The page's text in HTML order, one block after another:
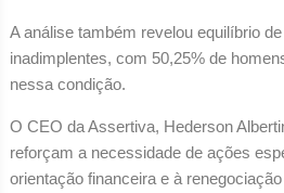
A análise também revelou equilíbrio
inadimplentes, com 50,25% de
nessa condição.
O CEO da Assertiva, Hederson
reforçam a necessidade de ações
orientação financeira e à